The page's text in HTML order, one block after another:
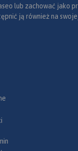
lub zachować jako
ją również na